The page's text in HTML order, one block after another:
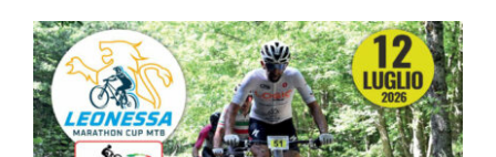
25 Giugno 2026